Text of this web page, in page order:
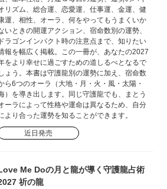
リズム、総合運、恋愛運、仕事運、金運、健
運、相性、オーラ、何をやってもうまくいか
いときの開運アクション、宿命数別の運勢、
ドラゴンインパクト時の注意点まで、知りたい
報を幅広く掲載。この一冊が、あなたの2027
をより幸せに過ごすための道しるべとなるで
ょう。本書は守護龍別の運勢に加え、宿命数
ら6つのオーラ（大地・月・火・風・太陽・
）を導き出します。同じ守護龍でも、まとう
ーラによって性格や運命は異なるため、自分
より合った運勢を知ることができます。
近日発売
Me Doの月と龍が導く守護龍占術
祈の龍